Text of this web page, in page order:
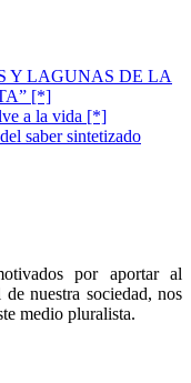
Y LAGUNAS DE LA
[*]
a la vida [*]
saber sintetizado
por aportar al
nuestra sociedad, nos
medio pluralista.